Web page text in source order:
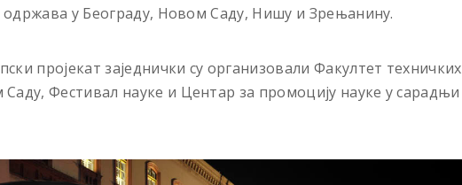
одржава у Београду, Новом Саду, Нишу и Зрењанину.
пројекат заједнички су организовали Факултет техничких
Фестивал науке и Центар за промоцију науке у сарадњи